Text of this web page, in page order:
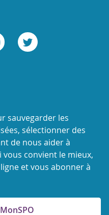
sauvegarder les
sélectionner des
de nous aider à
convient le mieux,
et vous abonner à